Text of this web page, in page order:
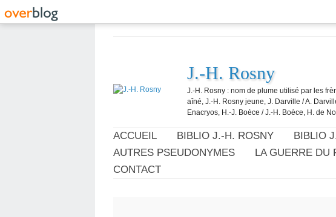
J.-H. Rosny
J.-H. Rosny : nom de plume utilisé par les
aîné, J.-H. Rosny jeune, J. Darville / A.
Enacryos, H.-J. Boèce / J.-H. Boèce, H. de
ACCUEIL BIBLIO J.-H. ROSNY BIBLIO
AUTRES PSEUDONYMES
LA GUERRE DU
CONTACT